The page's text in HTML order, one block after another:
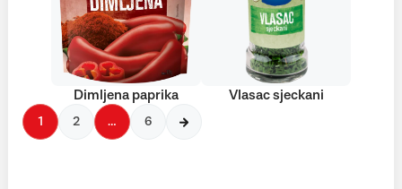
Dimljena paprika Vlasac sjeckani
1 2 … 6